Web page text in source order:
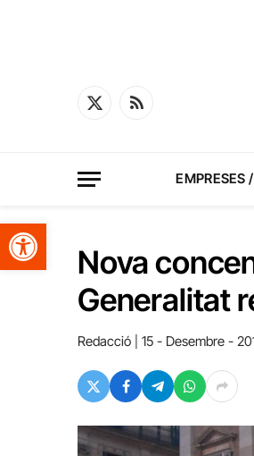
Obre la barra d'eines
X
RSS
EMPRESES
Nova
Generalitat
Redacció 15 - Desembre -